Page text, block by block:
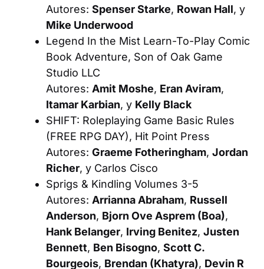
Autores: Spenser Starke, Rowan Hall, y
Mike Underwood
Legend In the Mist Learn-To-Play Comic
Book Adventure, Son of Oak Game
Studio LLC
Autores: Amit Moshe, Eran Aviram,
Itamar Karbian, y Kelly Black
SHIFT: Roleplaying Game Basic Rules
(FREE RPG DAY), Hit Point Press
Autores: Graeme Fotheringham, Jordan
Richer, y Carlos Cisco
Sprigs & Kindling Volumes 3-5
Autores: Arrianna Abraham, Russell
Anderson, Bjorn Ove Asprem (Boa),
Hank Belanger, Irving Benitez, Justen
Bennett, Ben Bisogno, Scott C.
Bourgeois, Brendan (Khatyra), Devin R